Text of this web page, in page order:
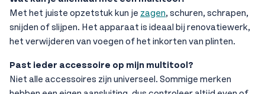
Met het juiste opzetstuk kun je zagen, schuren, schrapen,
snijden of slijpen. Het apparaat is ideaal bij renovatiewerk,
het verwijderen van voegen of het inkorten van plinten.
Past ieder accessoire op mijn multitool?
Niet alle accessoires zijn universeel. Sommige merken